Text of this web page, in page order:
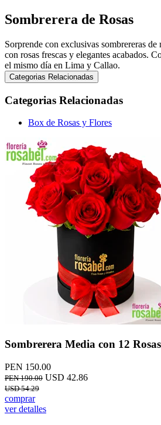
Sombrerera de Rosas
Sorprende con exclusivas sombrereras de
con rosas frescas y elegantes acabados.
el mismo día en Lima y Callao.
Categorias Relacionadas
Categorias Relacionadas
Box de Rosas y Flores
Sombrerera Media con 12
PEN 150.00
PEN 190.00 USD 42.86
USD 54.29
comprar
ver detalles